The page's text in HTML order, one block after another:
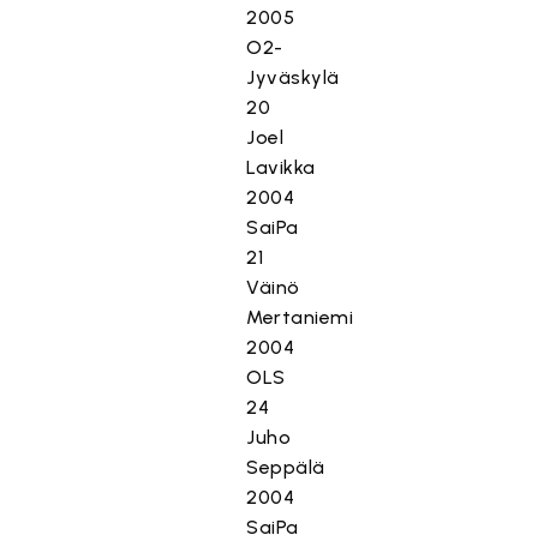
2005
O2-
Jyväskylä
20
Joel
Lavikka
2004
SaiPa
21
Väinö
Mertaniemi
2004
OLS
24
Juho
Seppälä
2004
SaiPa